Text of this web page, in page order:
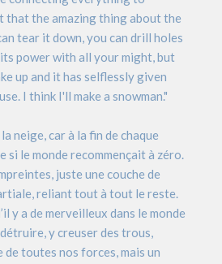
that the amazing thing about the
tear it down, you can drill holes
power with all your might, but
up and it has selflessly given
I think I'll make a snowman."
neige, car à la fin de chaque
si le monde recommençait à zéro.
juste une couche de
reliant tout à tout le reste.
y a de merveilleux dans le monde
y creuser des trous,
de toutes nos forces, mais un